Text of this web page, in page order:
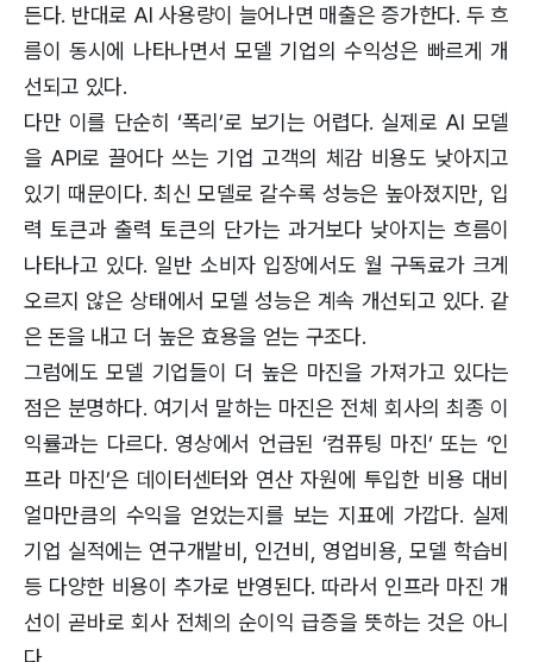
든다. 반대로 AI 사용량이 늘어나면 매출은 증가한다. 두 흐
름이 동시에 나타나면서 모델 기업의 수익성은 빠르게 개
선되고 있다.
다만 이를 단순히 ‘폭리’로 보기는 어렵다. 실제로 AI 모델
을 API로 끌어다 쓰는 기업 고객의 체감 비용도 낮아지고
있기 때문이다. 최신 모델로 갈수록 성능은 높아졌지만, 입
력 토큰과 출력 토큰의 단가는 과거보다 낮아지는 흐름이
나타나고 있다. 일반 소비자 입장에서도 월 구독료가 크게
오르지 않은 상태에서 모델 성능은 계속 개선되고 있다. 같
은 돈을 내고 더 높은 효용을 얻는 구조다.
그럼에도 모델 기업들이 더 높은 마진을 가져가고 있다는
점은 분명하다. 여기서 말하는 마진은 전체 회사의 최종 이
익률과는 다르다. 영상에서 언급된 ‘컴퓨팅 마진’ 또는 ‘인
프라 마진’은 데이터센터와 연산 자원에 투입한 비용 대비
얼마만큼의 수익을 얻었는지를 보는 지표에 가깝다. 실제
기업 실적에는 연구개발비, 인건비, 영업비용, 모델 학습비
등 다양한 비용이 추가로 반영된다. 따라서 인프라 마진 개
선이 곧바로 회사 전체의 순이익 급증을 뜻하는 것은 아니